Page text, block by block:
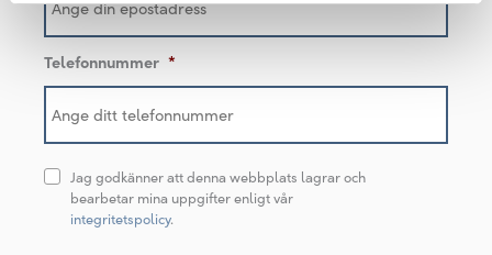
Telefonnummer *
Jag godkänner att denna webbplats lagrar och
bearbetar mina uppgifter enligt vår
integritetspolicy.